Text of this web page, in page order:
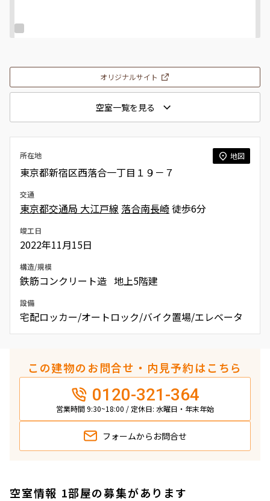
オリジナルサイト
空室一覧を見る
所在地 地図
東京都新宿区西落合一丁目１９－７
交通
東京都交通局 大江戸線 落合南長崎徒歩6分
竣工日
2022年11月15日
構造/規模
鉄筋コンクリート造 地上5階建
設備
宅配ロッカー/オートロック/バイク置場/エレベータ
この建物のお問合せ・内見予約はこちら
0120-321-364
営業時間 9:30~18:00 / 定休日: 水曜日・年末年始
フォームから お問合せ
空室情報 1部屋の募集があります